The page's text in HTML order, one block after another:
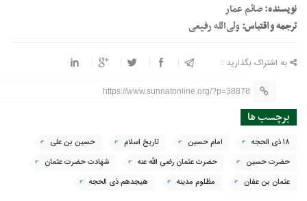
نویسنده:صائم عمار
ترجمه و اقتباس:ولی‌الله رفیعی
به اشتراک بگذارید :
https://www.sunnatonline.org/?p=38878
برچسب ها
۱۸ ذی الحجه امام حسين تاريخ اسلام
حسين بن علي
حضرت حسين
حضرت عثمان رضی الله عنه
شهادت حضرت عثمان
عثمان بن عفان
مظلوم مدينه هیجدهم ذی الحجه